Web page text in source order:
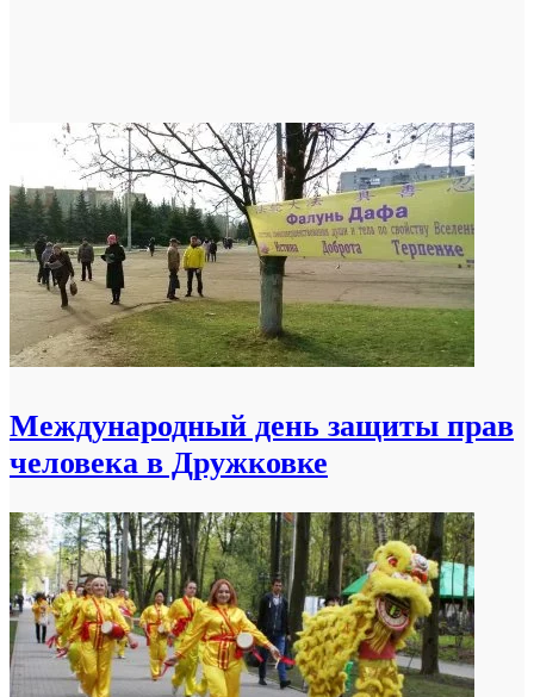
Международный день защиты прав
человека в Дружковке